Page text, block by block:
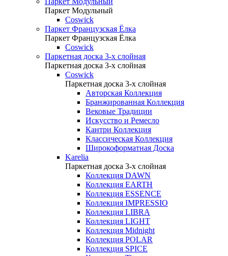
Паркет Модульный
Coswick
Паркет Французская Ёлка
Паркет Французская Ёлка
Coswick
Паркетная доска 3-х слойная
Паркетная доска 3-х слойная
Coswick
Паркетная доска 3-х слойная
Авторская Коллекция
Бранжированная Коллекция
Вековые Традиции
Искусство и Ремесло
Кантри Коллекция
Классическая Коллекция
Широкоформатная Доска
Karelia
Паркетная доска 3-х слойная
Коллекция DAWN
Коллекция EARTH
Коллекция ESSENCE
Коллекция IMPRESSIO
Коллекция LIBRA
Коллекция LIGHT
Коллекция Midnight
Коллекция POLAR
Коллекция SPICE